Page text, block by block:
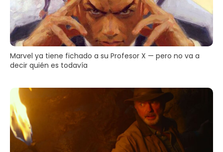
Marvel ya tiene fichado a su Profesor X — pero no va a
decir quién es todavía